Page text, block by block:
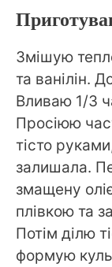
Змішую
та ванілін.
Вливаю 1/3
Просіюю
тісто
залишала.
змащену
плівкою та
Потім ділю
формую